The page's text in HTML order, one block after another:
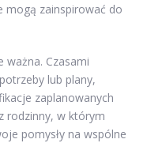
mogą zainspirować do
ważna. Czasami
lub plany,
zaplanowanych
rodzinny, w którym
pomysły na wspólne